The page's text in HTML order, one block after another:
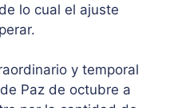
lo cual el ajuste
y temporal
Paz de octubre a